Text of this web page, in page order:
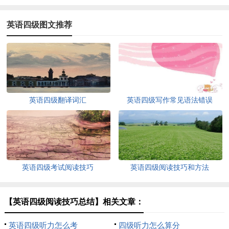
英语四级图文推荐
英语四级翻译词汇 英语四级写作常见语法错误
英语四级考试阅读技巧 英语四级阅读技巧和方法
【英语四级阅读技巧总结】相关文章：
英语四级听力怎么考 四级听力怎么算分